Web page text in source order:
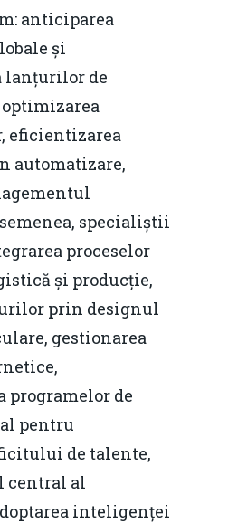
anticiparea
și
lanțurilor de
eficientizarea
automatizare,
specialiștii
proceselor
și producție,
prin designul
gestionarea
programelor de
pentru
de talente,
central al
inteligenței